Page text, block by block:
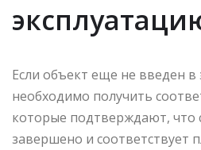
Если объект еще не введен в
необходимо получить
которые подтверждают, что
завершено и соответствует